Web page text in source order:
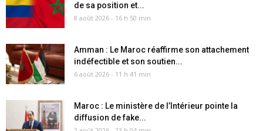
de sa position et...
8 août 2026 - 16 h 50 min
Amman : Le Maroc réaffirme son attachement
indéfectible et son soutien...
6 août 2026 - 11 h 41 min
Maroc : Le ministère de l’Intérieur pointe la
diffusion de fake...